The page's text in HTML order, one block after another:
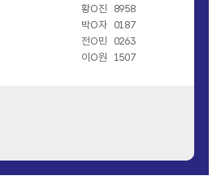
황O진
8958
박O자
0187
전O민
0263
이O원 1507